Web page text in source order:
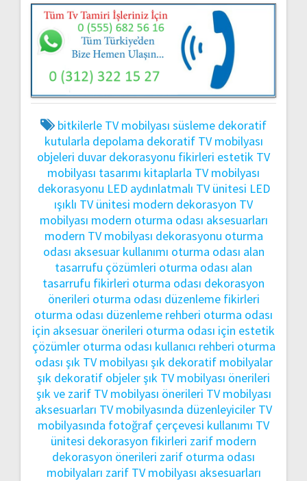
bitkilerle TV mobilyası süsleme dekoratif
kutularla depolama dekoratif TV mobilyası
objeleri duvar dekorasyonu fikirleri estetik TV
mobilyası tasarımı kitaplarla TV mobilyası
dekorasyonu LED aydınlatmalı TV ünitesi LED
ışıklı TV ünitesi modern dekorasyon TV
mobilyası modern oturma odası aksesuarları
modern TV mobilyası dekorasyonu oturma
odası aksesuar kullanımı oturma odası alan
tasarrufu çözümleri oturma odası alan
tasarrufu fikirleri oturma odası dekorasyon
önerileri oturma odası düzenleme fikirleri
oturma odası düzenleme rehberi oturma odası
için aksesuar önerileri oturma odası için estetik
çözümler oturma odası kullanıcı rehberi oturma
odası şık TV mobilyası şık dekoratif mobilyalar
şık dekoratif objelerşık TV mobilyası önerileri
şık ve zarif TV mobilyası önerileri TV mobilyası
aksesuarları TV mobilyasında düzenleyiciler TV
mobilyasında fotoğraf çerçevesi kullanımı TV
ünitesi dekorasyon fikirleri zarif modern
dekorasyon önerileri zarif oturma odası
mobilyaları zarif TV mobilyası aksesuarları